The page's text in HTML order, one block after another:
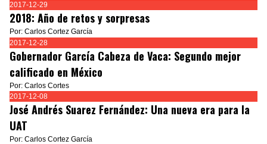
2017-12-29
2018: Año de retos y sorpresas
Por: Carlos Cortez García
2017-12-28
Gobernador García Cabeza de Vaca: Segundo mejor
calificado en México
Por: Carlos Cortes
2017-12-08
José Andrés Suarez Fernández: Una nueva era para la
UAT
Por: Carlos Cortez García